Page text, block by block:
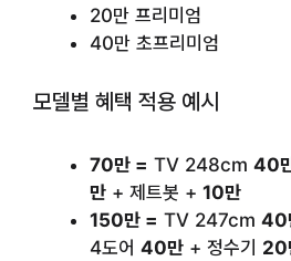
20만 프리미엄
40만 초프리미엄
모델별 혜택 적용 예시
70만 = TV 248cm 40
만 + 제트봇 + 10만
150만 = TV 247cm 40
4도어 40만 + 정수기 20